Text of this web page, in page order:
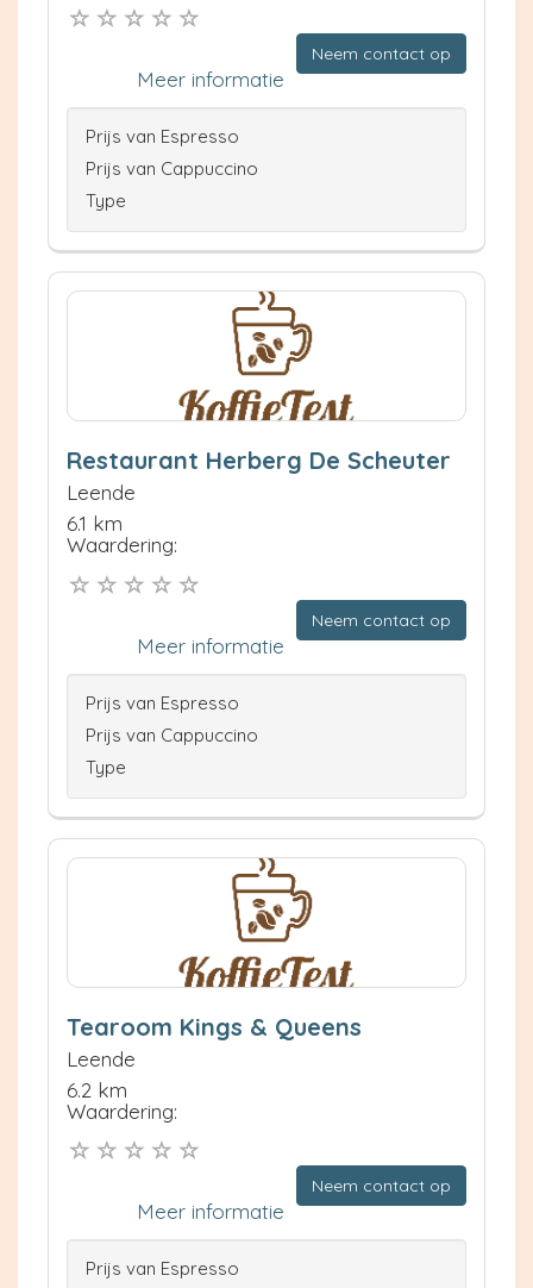
Neem contact op
Meer informatie
Prijs van Espresso
Prijs van Cappuccino
Type
Restaurant Herberg De Scheuter
Leende
6.1 km
Waardering:
Neem contact op
Meer informatie
Prijs van Espresso
Prijs van Cappuccino
Type
Tearoom Kings & Queens
Leende
6.2 km
Waardering:
Neem contact op
Meer informatie
Prijs van Espresso